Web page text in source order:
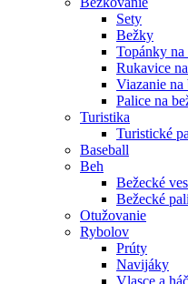
Sety
Bežky
Topánky na
Rukavice
Viazanie na
Palice na
Turistika
Turistické
Baseball
Beh
Bežecké
Bežecké
Otužovanie
Rybolov
Prúty
Navijáky
Vlasce a